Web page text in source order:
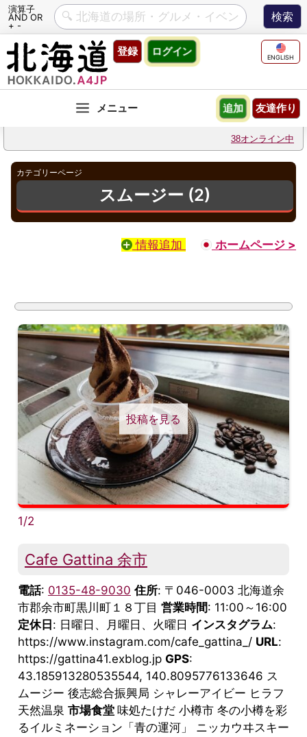
演算子
AND OR
+ -
Skip
content
登録 ログイン ENGLISH
友達作り
追加
38オンライン中
カテゴリーページ
スムージー (2)
情報追加 ホームページ >
投稿を見る
1/2
Cafe Gattina 余市
電話: 0135-48-9030 住所: 〒046-0003 北海道余
市郡余市町黒川町１８丁目 営業時間: 11:00～16:00
定休日 : 日曜日、月曜日、火曜日 インスタグラム:
https://www.instagram.com/cafe_gattina_/ URL:
https://gattina41.exblog.jp GPS:
43.185913280535544, 140.8095776133646 ス
ムージー 後志総合振興局 シャレーアイビー ヒラフ
天然温泉 市場食堂 味処たけだ 小樽市 冬の小樽を彩
るイルミネーション「青の運河」 ニッカウヰスキー